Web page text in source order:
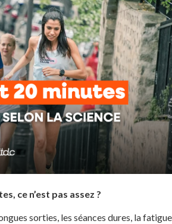
ce n’est pas assez ?
sorties, les séances dures, la fatigue